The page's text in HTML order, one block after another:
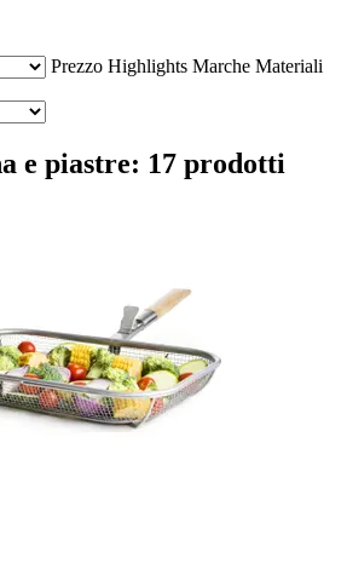
Prezzo Highlights Marche Materiali
e piastre: 17 prodotti